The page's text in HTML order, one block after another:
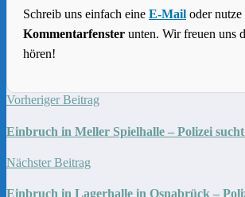
Schreib uns einfach eine E-Mail oder nutze
Kommentarfenster unten. Wir freuen uns
hören!
Vorheriger Beitrag
Einbruch in Meller Spielhalle – Polizei
Nächster Beitrag
Einbruch in Lagerhalle in Osnabrück –